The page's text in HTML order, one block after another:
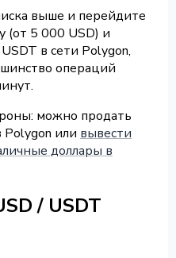
выше и перейдите
(от 5 000 USD) и
в сети Polygon,
операций
можно продать
или вывести
доллары в
/ USDT